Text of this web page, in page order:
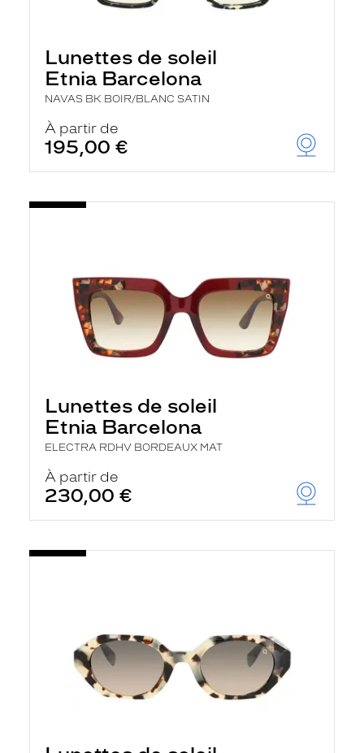
Lunettes de soleil
Etnia Barcelona
NAVAS BK BOIR/BLANC SATIN
À partir de
195,00 €
Lunettes de soleil
Etnia Barcelona
ELECTRA RDHV BORDEAUX MAT
À partir de
230,00 €